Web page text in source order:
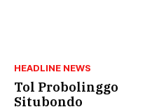
HEADLINE NEWS
Tol Probolinggo
Situbondo